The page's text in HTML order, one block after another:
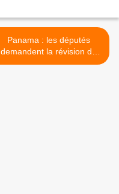
Panama : les députés
demandent la révision du
transfert de Guna Yala